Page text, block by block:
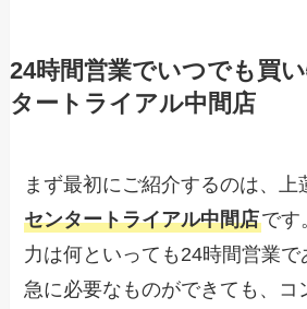
24時間営業でいつでも買
タートライアル中間店
まず最初にご紹介するのは、上
センタートライアル中間店です
力は何といっても24時間営業
急に必要なものができても、コ